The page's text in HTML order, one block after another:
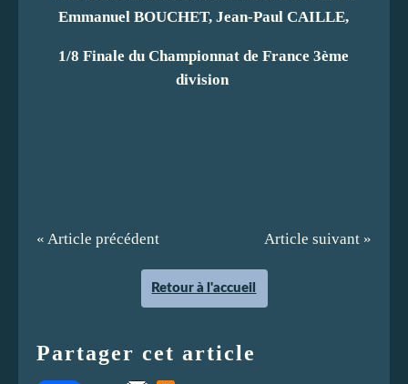
Emmanuel BOUCHET, Jean-Paul CAILLE,
1/8 Finale du Championnat de France 3ème
division
« Article précédent Article suivant »
Retour à l'accueil
Partager cet article